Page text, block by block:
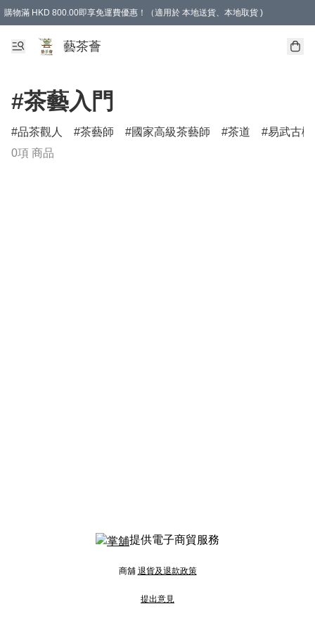
購物滿 HKD 800.00即享免運費優惠！（適用於 本地送貨、本地取貨 )
藝茶薈
#茶藝入門
品茶觀人 茶藝師 國家高級茶藝師 茶道
易武古樹
0項 商品
提供電子商貿服務
商舖 退貨及退款政策
提出意見